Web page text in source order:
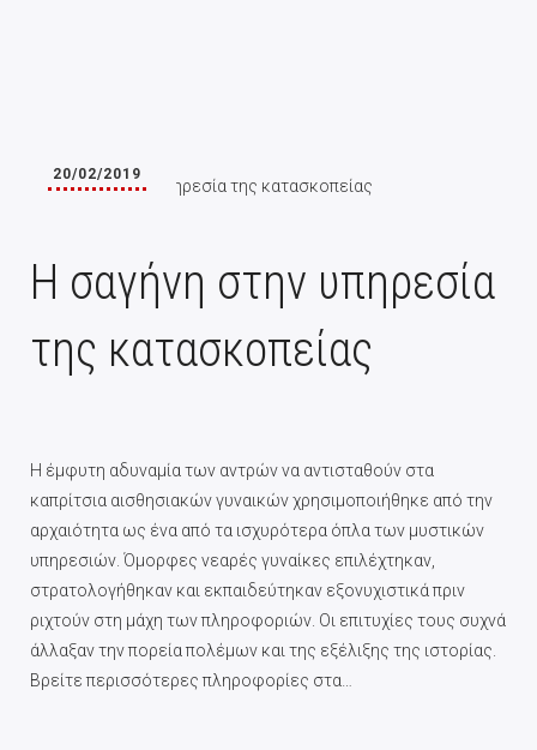
20/02/2019
Η σαγήνη στην υπηρεσία
της κατασκοπείας
Η έμφυτη αδυναμία των αντρών να αντισταθούν στα
καπρίτσια αισθησιακών γυναικών χρησιμοποιήθηκε από την
αρχαιότητα ως ένα από τα ισχυρότερα όπλα των μυστικών
υπηρεσιών. Όμορφες νεαρές γυναίκες επιλέχτηκαν,
στρατολογήθηκαν και εκπαιδεύτηκαν εξονυχιστικά πριν
ριχτούν στη μάχη των πληροφοριών. Οι επιτυχίες τους συχνά
άλλαξαν την πορεία πολέμων και της εξέλιξης της ιστορίας.
Βρείτε περισσότερες πληροφορίες στα…